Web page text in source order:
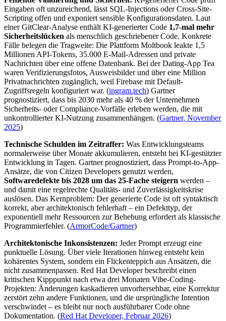
Eingaben oft unzureichend, lässt SQL-Injections oder Cross-Site-
Scripting offen und exponiert sensible Konfigurationsdaten. Laut
einer GitClear-Analyse enthält KI-generierter Code 1,7-mal mehr
Sicherheitslücken als menschlich geschriebener Code. Konkrete
Fälle belegen die Tragweite: Die Plattform Moltbook leakte 1,5
Millionen API-Tokens, 35.000 E-Mail-Adressen und private
Nachrichten über eine offene Datenbank. Bei der Dating-App Tea
waren Verifizierungsfotos, Ausweisbilder und über eine Million
Privatnachrichten zugänglich, weil Firebase mit Default-
Zugriffsregeln konfiguriert war. (ingram.tech) Gartner
prognostiziert, dass bis 2030 mehr als 40 % der Unternehmen
Sicherheits- oder Compliance-Vorfälle erleben werden, die mit
unkontrollierter KI-Nutzung zusammenhängen. (Gartner, November
2025)
Technische Schulden im Zeitraffer: Was Entwicklungsteams
normalerweise über Monate akkumulieren, entsteht bei KI-gestützter
Entwicklung in Tagen. Gartner prognostiziert, dass Prompt-to-App-
Ansätze, die von Citizen Developers genutzt werden,
Softwaredefekte bis 2028 um das 25-Fache steigern werden –
und damit eine regelrechte Qualitäts- und Zuverlässigkeitskrise
auslösen. Das Kernproblem: Der generierte Code ist oft syntaktisch
korrekt, aber architektonisch fehlerhaft – ein Defekttyp, der
exponentiell mehr Ressourcen zur Behebung erfordert als klassische
Programmierfehler. (ArmorCode/Gartner)
Architektonische Inkonsistenzen: Jeder Prompt erzeugt eine
punktuelle Lösung. Über viele Iterationen hinweg entsteht kein
kohärentes System, sondern ein Flickenteppich aus Ansätzen, die
nicht zusammenpassen. Red Hat Developer beschreibt einen
kritischen Kipppunkt nach etwa drei Monaten Vibe-Coding-
Projekten: Änderungen kaskadieren unvorhersehbar, eine Korrektur
zerstört zehn andere Funktionen, und die ursprüngliche Intention
verschwindet – es bleibt nur noch ausführbarer Code ohne
Dokumentation. (Red Hat Developer, Februar 2026)